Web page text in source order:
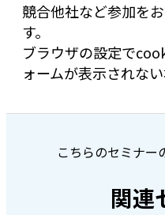
競合他社など参加を
す。
ブラウザの設定で
ォームが表示されな
こちらのセミナー
関連